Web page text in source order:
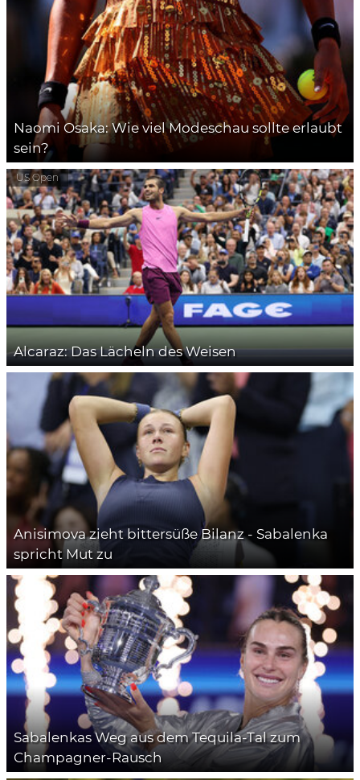
Naomi Osaka: Wie viel Modeschau sollte erlaubt
sein?
US Open
Alcaraz: Das Lächeln des Weisen
Anisimova zieht bittersüße Bilanz - Sabalenka
spricht Mut zu
Sabalenkas Weg aus dem Tequila-Tal zum
Champagner-Rausch